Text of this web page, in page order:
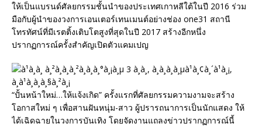
ให้เป็นแบรนด์ศัลยกรรมชั้นนำของประเทศเกาหลีใต้ในปี 2016 ร่วม
มือกับผู้นำของวงการเอนเตอร์เทนเมนต์อย่างช่อง one31 สถานี
โทรทัศน์ที่มีเรตติ้งเติบโตสูงที่สุดในปี 2017 สร้างอีกหนึ่ง
ปรากฏการณ์ครั้งสำคัญเปิดตัวแคมเปญ
“ปั้นหน้าใหม่…ให้แจ้งเกิด” ครั้งแรกที่ศัลยกรรมความงามจะสร้าง
โอกาสใหม่ ๆ เพื่อสานฝันหนุ่ม-สาว ผู้ปรารถนาการเป็นนักแสดง ให้
ได้เฉิดฉายในวงการบันเทิง โดยจัดงานแถลงข่าวปรากฏการณ์นี้